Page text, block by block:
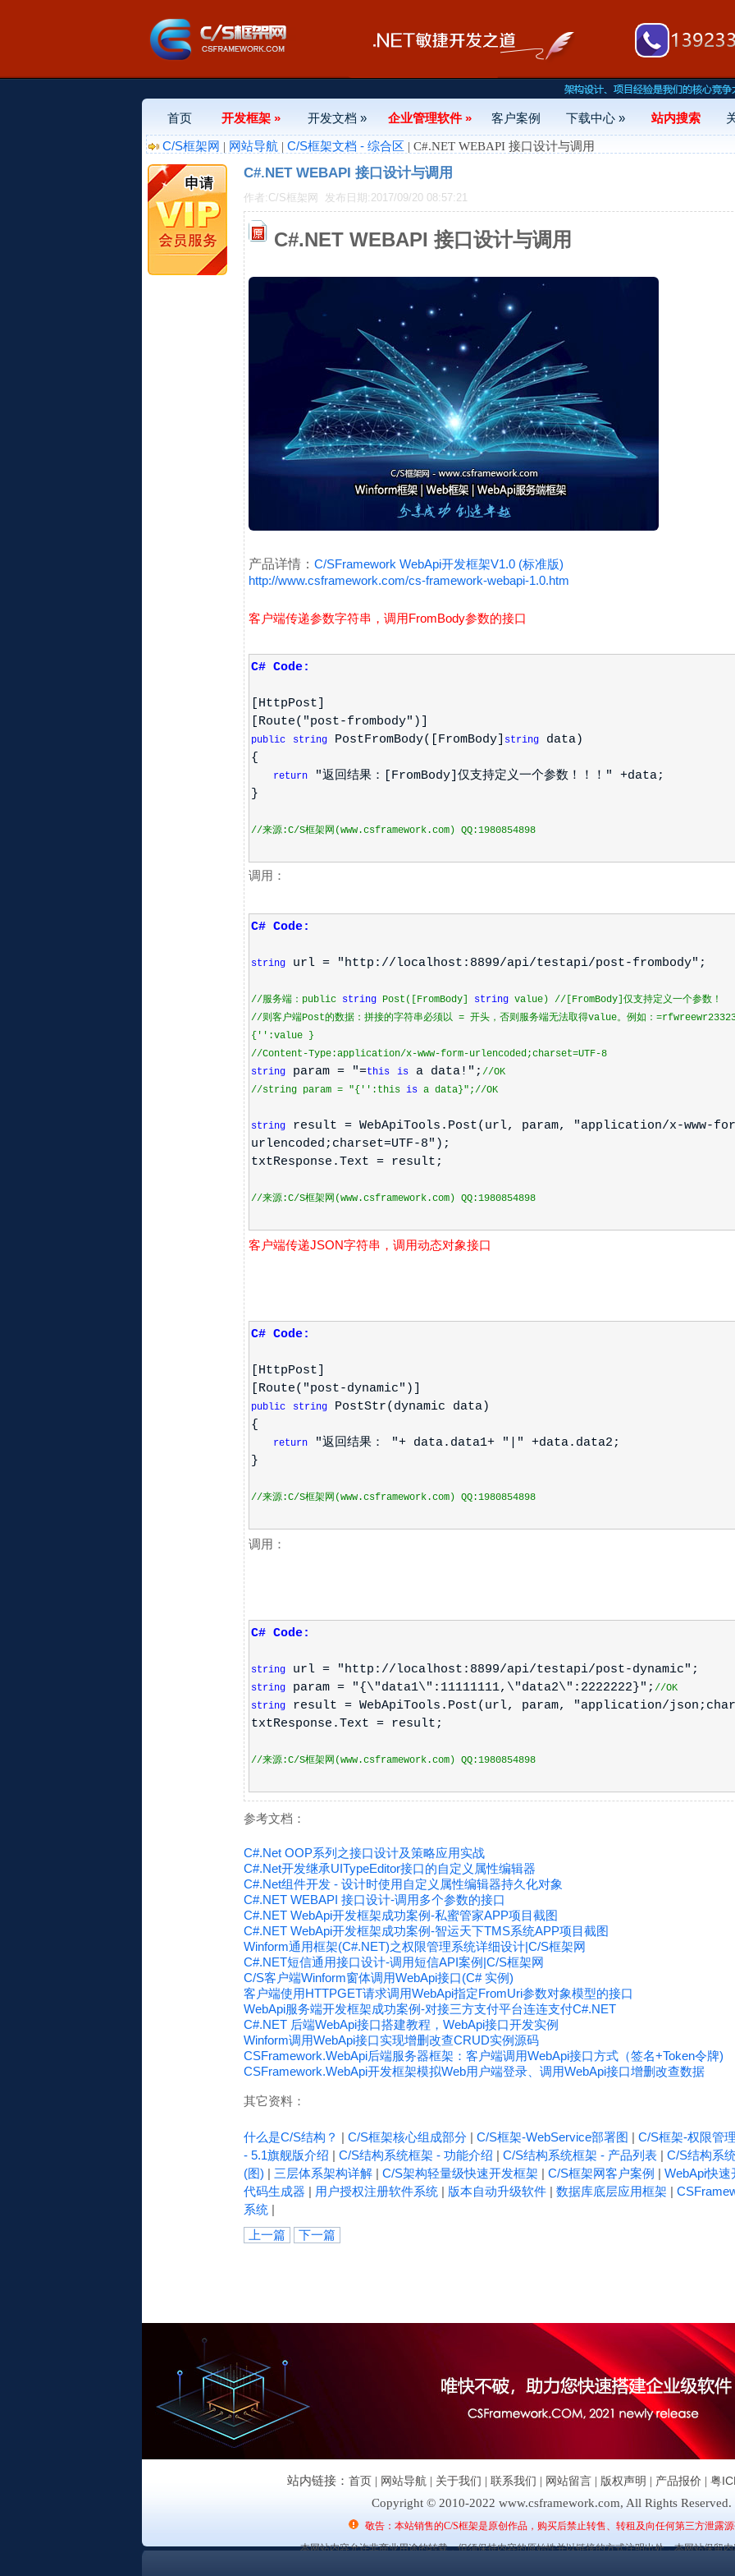
首页 开发框架 » 开发文档 » 企业管理软件 » 客户案例 下载中心 » 站内搜索
C/S框架网 | 网站导航 | C/S框架文档 - 综合区 | C#.NET WEBAPI 接口设计与调用
C#.NET WEBAPI 接口设计与调用
作者:C/S框架网 发布日期:2017/09/20 08:57:21
C#.NET WEBAPI 接口设计与调用
产品详情： C/SFramework WebApi开发框架V1.0 (标准版)
http://www.csframework.com/cs-framework-webapi-1.0.htm
客户端传递参数字符串，调用FromBody参数的接口
C# Code:
[HttpPost]
[Route("post-frombody")]
public stringPostFromBody([FromBody] stringdata)
{
return"返回结果：[FromBody]仅支持定义一个参数！！！" +data;
}
//来源:C/S框架网(www.csframework.com) QQ:1980854898
调用：
C# Code:
stringurl = "http://localhost:8899/api/testapi/post-frombody";
//服务端：public stringPost([FromBody] stringvalue) //[FromBody]仅支持定义一个参数！
//则客户端Post的数据：拼接的字符串必须以 = 开头，否则服务端无法取得value。例如：
{'':value }
//Content-Type:application/x-www-form-urlencoded;charset=UTF-8
stringparam = "=this isa data!"; //OK
//string param = "{'':this isa data}";//OK
stringresult = WebApiTools.Post(url, param, "application/x-www-
urlencoded;charset=UTF-8");
txtResponse.Text = result;
//来源:C/S框架网(www.csframework.com) QQ:1980854898
客户端传递JSON字符串，调用动态对象接口
C# Code:
[HttpPost]
[Route("post-dynamic")]
public stringPostStr(dynamic data)
{
return"返回结果： "+ data.data1+ "|" +data.data2;
}
//来源:C/S框架网(www.csframework.com) QQ:1980854898
调用：
C# Code:
stringurl = "http://localhost:8899/api/testapi/post-dynamic";
stringparam = "{\"data1\":11111111,\"data2\":2222222}"; //OK
stringresult = WebApiTools.Post(url, param, "application/
txtResponse.Text = result;
//来源:C/S框架网(www.csframework.com) QQ:1980854898
参考文档：
C#.Net OOP系列之接口设计及策略应用实战
C#.Net开发继承UITypeEditor接口的自定义属性编辑器
C#.Net组件开发 - 设计时使用自定义属性编辑器持久化对象
C#.NET WEBAPI 接口设计-调用多个参数的接口
C#.NET WebApi开发框架成功案例-私蜜管家APP项目截图
C#.NET WebApi开发框架成功案例-智运天下TMS系统APP项目截图
Winform通用框架(C#.NET)之权限管理系统详细设计|C/S框架网
C#.NET短信通用接口设计-调用短信API案例|C/S框架网
C/S客户端Winform窗体调用WebApi接口(C# 实例)
客户端使用HTTPGET请求调用WebApi指定FromUri参数对象模型的接口
WebApi服务端开发框架成功案例-对接三方支付平台连连支付C#.NET
C#.NET 后端WebApi接口搭建教程，WebApi接口开发实例
Winform调用WebApi接口实现增删改查CRUD实例源码
CSFramework.WebApi后端服务器框架：客户端调用WebApi接口方式（签名+Token令牌)
CSFramework.WebApi开发框架模拟Web用户端登录、调用WebApi接口增删改查数据
其它资料：
什么是C/S结构？ | C/S框架核心组成部分| C/S框架-WebService部署图 | C/S框架-权限管
- 5.1旗舰版介绍 | C/S结构系统框架 - 功能介绍 | C/S结构系统框架 - 产品列表| C/S结构系
(图) | 三层体系架构详解| C/S架构轻量级快速开发框架 | C/S框架网客户案例 | WebApi快速
代码生成器 | 用户授权注册软件系统| 版本自动升级软件| 数据库底层应用框架 |
系统|
上一篇
下一篇
站内链接： 首页| 网站导航 | 关于我们 | 联系我们 | 网站留言| 版权声明 | 产品报价 | 粤
Copyright © 2010-2022 www.csframework.com, All Rights Reserved.
敬告：本站销售的C/S框架是原创作品，购买后禁止转售、转租及向任何第三方泄露
本网站内容允许非商业用途的转载，但须保持内容的原始性并以链接的方式注明出处，本网站保留